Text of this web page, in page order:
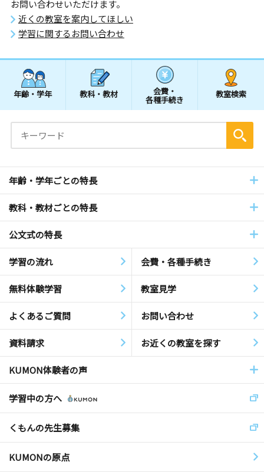
お問い合わせいただけます。
近くの教室を案内してほしい
学習に関するお問い合わせ
年齢・学年 教科・教材 会費・
各種手続き
教室検索
年齢・学年ごとの特長
教科・教材ごとの特長
公文式の特長
学習の流れ 会費・各種手続き
無料体験学習 教室見学
よくあるご質問 お問い合わせ
資料請求 お近くの教室を探す
KUMON体験者の声
学習中の方へ
くもんの先生募集
KUMONの原点